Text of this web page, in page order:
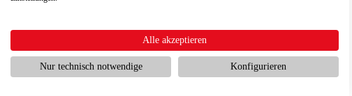
Scharfschützengewehr ab 18
Softair Pistolen
Softair Pistolen elektrisch ab 14
Softair Pistolen Federdruck ab 14
Softair Pistolen HPA Luftdruck ab 18
Alle akzeptieren
Nur technisch notwendige Konfigurieren